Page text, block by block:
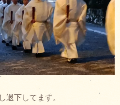
退下してます。